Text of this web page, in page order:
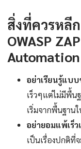
สิ่งที่ควรหลีก
OWASP
Automation
อย่าเรียนรู้แบ
เร็วๆแต่ไม่มีพื้น
เริ่มจากพื้นฐาน
อย่ายอมแพ้เร็ว
เป็นเรื่องปกติที่